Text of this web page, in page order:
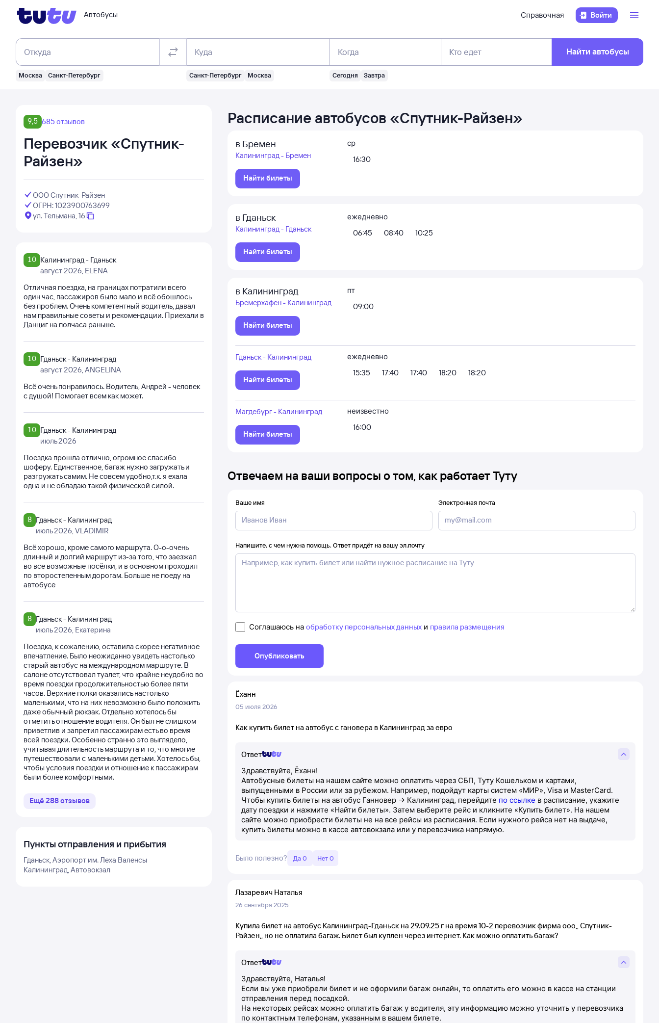
Автобусы Справочная Войти
Откуда
Москва Санкт-Петербург
Куда
Санкт-Петербург Москва
Когда
Сегодня Завтра
Кто едет Найти автобусы
9,5 685 отзывов
Перевозчик «Спутник-
Райзен»
ООО Спутник-Райзен
ОГРН: 1023900763699
ул. Тельмана, 16
Расписание автобусов «Спутник-Райзен»
в Бремен
Калининград - Бремен
Найти билеты
ср
16:30
в Гданьск
Калининград - Гданьск
Найти билеты
ежедневно
06:45
08:40 10:25
в Калининград
Бремерхафен - Калининград
Найти билеты
пт
09:00
Гданьск - Калининград
Найти билеты
ежедневно
15:35
17:40 17:40 18:20 18:20
Магдебург - Калининград
Найти билеты
неизвестно
16:00
Отвечаем на ваши вопросы о том, как работает Туту
Ваше имя Электронная почта
Напишите, с чем нужна помощь. Ответ придёт на вашу эл.почту
Соглашаюсь на обработку персональных данных и правила размещения
Опубликовать
Ёханн
05 июля 2026
Как купить билет на автобус с гановера в Калининград за евро
Ответ
Здравствуйте, Ёханн!
Автобусные билеты на нашем сайте можно оплатить через СБП, Туту Кошельком и картами,
выпущенными в России или за рубежом. Например, подойдут карты систем «МИР», Visa и MasterCard.
Чтобы купить билеты на автобус Ганновер → Калининград, перейдите по ссылке в расписание, укажите
дату поездки и нажмите «Найти билеты». Затем выберите рейс и кликните «Купить билет». На нашем
сайте можно приобрести билеты не на все рейсы из расписания. Если нужного рейса нет на выдаче,
купить билеты можно в кассе автовокзала или у перевозчика напрямую.
Было полезно? Да 0 Нет 0
Лазаревич Наталья
26 сентября 2025
Купила билет на автобус Калининград-Гданьск на 29.09.25 г на время 10-2 перевозчик фирма ооо,, Спутник-
Райзен,, но не оплатила багаж. Билет был куплен через интернет. Как можно оплатить багаж?
Ответ
Здравствуйте, Наталья!
Если вы уже приобрели билет и не оформили багаж онлайн, то оплатить его можно в кассе на станции
отправления перед посадкой.
На некоторых рейсах можно оплатить багаж у водителя, эту информацию можно уточнить у перевозчика
по контактным телефонам, указанным в вашем билете.
10 Калининград - Гданьск
август 2026, ELENA
Отличная поездка, на границах потратили всего
один час, пассажиров было мало и всё обошлось
без проблем. Очень компетентный водитель, давал
нам правильные советы и рекомендации. Приехали в
Данциг на полчаса раньше.
10 Гданьск - Калининград
август 2026, ANGELINA
Всё очень понравилось. Водитель, Андрей - человек
с душой! Помогает всем как может.
10 Гданьск - Калининград
июль 2026
Поездка прошла отлично, огромное спасибо
шоферу. Единственное, багаж нужно загружать и
разгружать самим. Не совсем удобно,т.к. я ехала
одна и не обладаю такой физической силой.
8 Гданьск - Калининград
июль 2026, VLADIMIR
Всё хорошо, кроме самого маршрута. О-о-очень
длинный и долгий маршрут из-за того, что заезжал
во все возможные посёлки, и в основном проходил
по второстепенным дорогам. Больше не поеду на
автобусе
8 Гданьск - Калининград
июль 2026, Екатерина
Поездка, к сожалению, оставила скорее негативное
впечатление. Было неожиданно увидеть настолько
старый автобус на международном маршруте. В
салоне отсутствовал туалет, что крайне неудобно во
время поездки продолжительностью более пяти
часов. Верхние полки оказались настолько
маленькими, что на них невозможно было положить
даже обычный рюкзак. Отдельно хотелось бы
отметить отношение водителя. Он был не слишком
приветлив и запретил пассажирам есть во время
всей поездки. Особенно странно это выглядело,
учитывая длительность маршрута и то, что многие
путешествовали с маленькими детьми. Хотелось бы,
чтобы условия поездки и отношение к пассажирам
были более комфортными.
Ещё 288отзывов
Пункты отправления и прибытия
Гданьск, Аэропорт им. Леха Валенсы
Калининград, Автовокзал